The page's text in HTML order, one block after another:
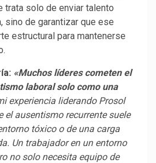
trata solo de enviar talento
sino de garantizar que ese
estructural para mantenerse
«Muchos líderes cometen el
laboral solo como una
experiencia liderando Prosol
el ausentismo recurrente suele
tóxico o de una carga
Un trabajador en un entorno
no solo necesita equipo de